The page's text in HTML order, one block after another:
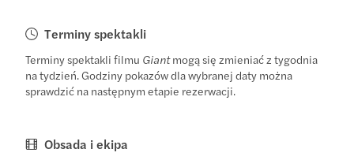
Terminy spektakli
Terminy spektakli filmu Giantmogą się zmieniać z tygodnia
na tydzień. Godziny pokazów dla wybranej daty można
sprawdzić na następnym etapie rezerwacji.
Obsada i ekipa